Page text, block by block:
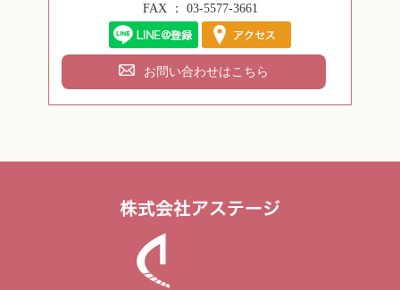
FAX ： 03-5577-3661
お問い合わせはこちら